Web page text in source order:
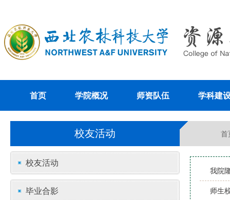
首页 学院概况 师资队伍 学科建
校友活动 首
校友活动
毕业合影
我院
师生